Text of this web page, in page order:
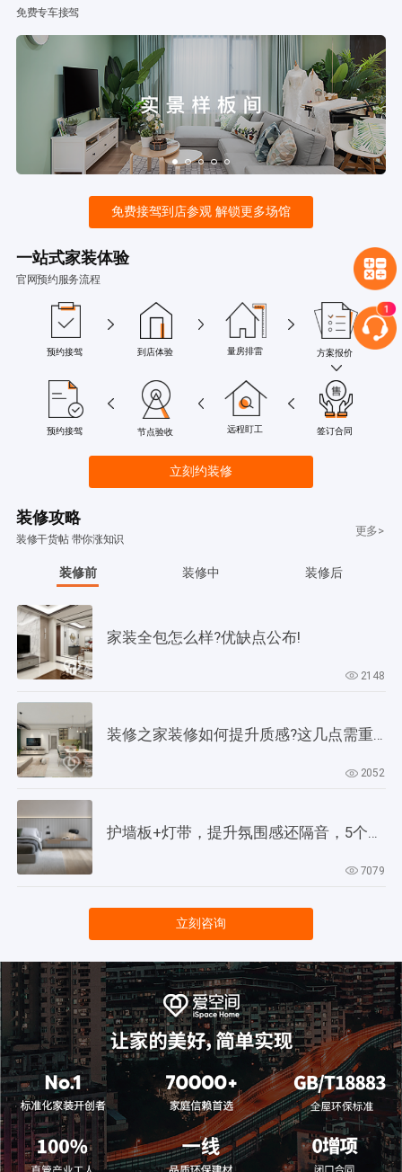
免费专车接驾
免费接驾到店参观 解锁更多场馆
一站式家装体验
官网预约服务流程
预约接驾 到店体验 量房排雷 方案报价
预约接驾 节点验收 远程盯工 签订合同
立刻约装修
装修攻略
装修干货帖 带你涨知识
更多>
装修前 装修中 装修后
家装全包怎么样?优缺点公布!
2148
装修之家装修如何提升质感?这几点需重视起来
2052
7079
立刻咨询